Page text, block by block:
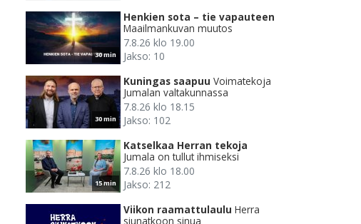
30 min
Henkien sota – tie vapauteen
Maailmankuvan muutos
7.8.26 klo 19.00
Jakso: 10
30 min
Kuningas saapuu Voimatekoja
Jumalan valtakunnassa
7.8.26 klo 18.15
Jakso: 102
15 min
Katselkaa Herran tekoja
Jumala on tullut ihmiseksi
7.8.26 klo 18.00
Jakso: 212
Viikon raamattulaulu Herra
siunatkoon sinua